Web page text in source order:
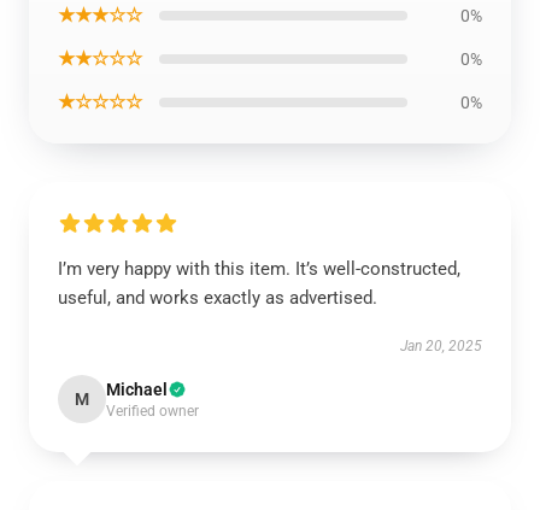
★★★☆☆ 0%
★★☆☆☆ 0%
★☆☆☆☆ 0%
I’m very happy with this item. It’s well-constructed,
useful, and works exactly as advertised.
Jan 20, 2025
M Michael
Verified owner